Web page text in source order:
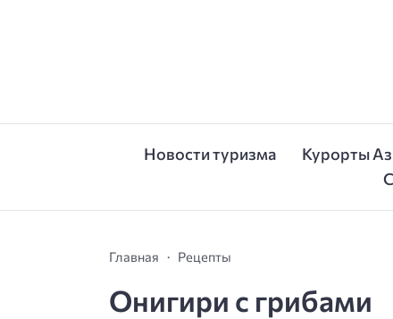
Новости туризма Курорты
Главная Рецепты
Онигири с грибами